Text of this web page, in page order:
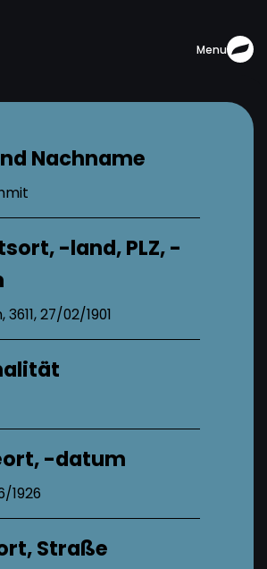
Menu
Nachname
-land, PLZ, -
3611, 27/02/1901
-datum
1926
Straße